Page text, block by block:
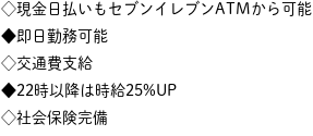
◇現金日払いもセブンイレブンATMから可能
◆即日勤務可能
◇交通費支給
◆22時以降は時給25%UP
◇社会保険完備